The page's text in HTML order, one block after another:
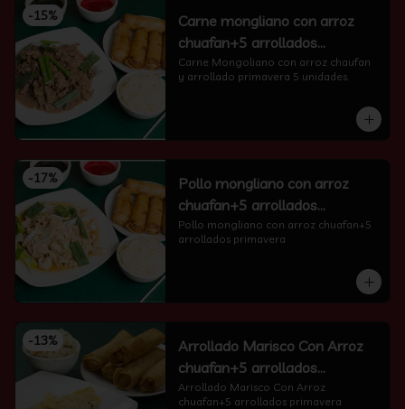
-15%
Carne mongliano con arroz
chuafan+5 arrollados
primavera
Carne Mongoliano con arroz chaufan
y arrollado primavera 5 unidades.
-17%
Pollo mongliano con arroz
chuafan+5 arrollados
primavera
Pollo mongliano con arroz chuafan+5
arrollados primavera
-13%
Arrollado Marisco Con Arroz
chuafan+5 arrollados
primavera
Arrollado Marisco Con Arroz
chuafan+5 arrollados primavera